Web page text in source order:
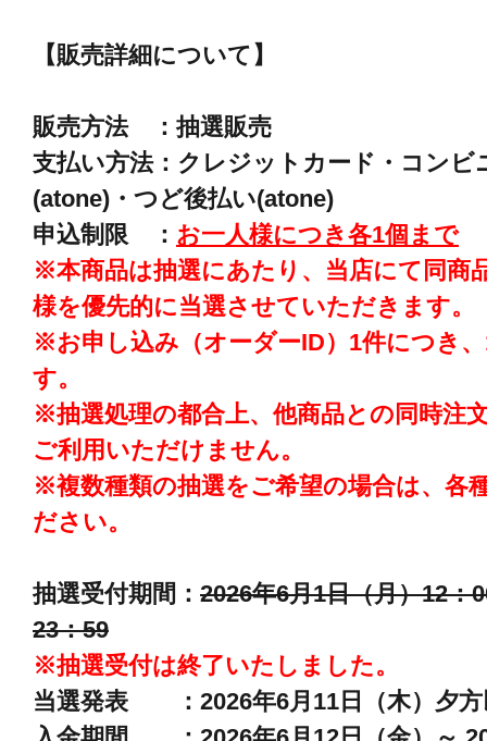
【販売詳細について】
販売方法 ：抽選販売
支払い方法：クレジットカード・コンビ
(atone)・つど後払い(atone)
申込制限 ： お一人様につき各1個まで
※本商品は抽選にあたり、当店にて同商
様を優先的に当選させていただきます。
※お申し込み（オーダーID）1件につき
す。
※抽選処理の都合上、他商品との同時注
ご利用いただけません。
※複数種類の抽選をご希望の場合は、各
ださい。
抽選受付期間： 2026年6月1日（月）12：
23：59
※抽選受付は終了いたしました。
当選発表 ：2026年6月11日（木）夕方